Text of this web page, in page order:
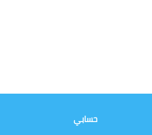
حسابي